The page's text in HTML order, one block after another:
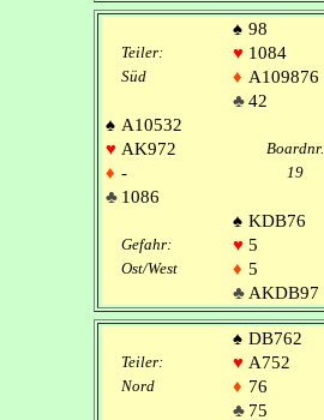
♠ 98
Teiler: ♥ 1084
Süd ♦ A109876
♣42
♠ A10532
♥ AK972 Boardnr.
♦ - 19
♣ 1086
♠ KDB76
Gefahr: ♥ 5
Ost/West
♦ 5
♣ AKDB97
♠ DB762
Teiler: ♥ A752
Nord ♦ 76
♣ 75